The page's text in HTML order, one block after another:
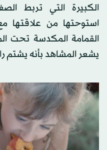
الكبيرة التي تربط
استوحتها من علاقتها
القمامة المكدسة تحت
يشعر المشاهد بأنه يشتم